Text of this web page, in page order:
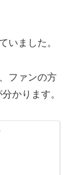
いました。
ファンの方
かります。